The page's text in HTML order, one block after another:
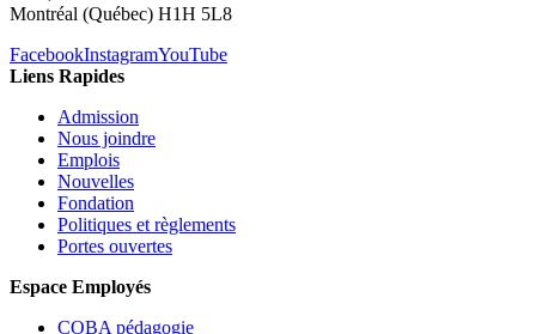
Montréal (Québec) H1H 5L8
FacebookInstagramYouTube
Liens Rapides
Admission
Nous joindre
Emplois
Nouvelles
Fondation
Politiques et règlements
Portes ouvertes
Espace Employés
COBA pédagogie